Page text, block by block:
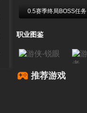
0.5赛季终局BOSS任务
职业图鉴
推荐游戏